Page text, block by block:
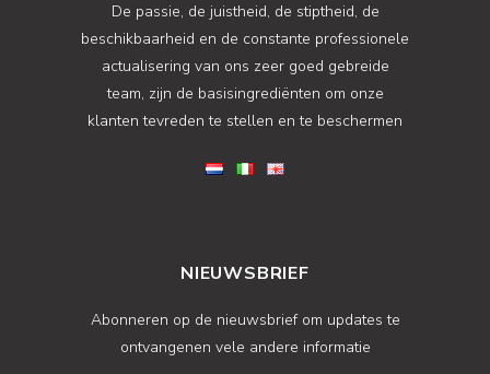
De passie, de juistheid, de stiptheid, de
beschikbaarheid en de constante professionele
actualisering van ons zeer goed gebreide
team, zijn de basisingrediënten om onze
klanten tevreden te stellen en te beschermen
NIEUWSBRIEF
Abonneren op de nieuwsbrief om updates te
ontvangenen vele andere informatie